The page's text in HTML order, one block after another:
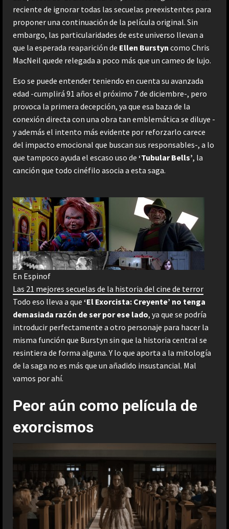
reciente de ignorar todas las secuelas preexistentes para
proponer una continuación de la película original. Sin
embargo, las particularidades de este universo llevan a
que la esperada reaparición de Ellen Burstyn como Chris
MacNeil quede relegada a poco más que un cameo de lujo.
Eso se puede entender teniendo en cuenta su avanzada
edad -cumplirá 91 años el próximo 7 de diciembre-, pero
provoca la primera decepción, ya que esa baza de la
conexión directa con una obra tan emblemática se diluye -
y además el intento más evidente por reforzarlo carece
del impacto emocional que buscan sus responsables-, a lo
que tampoco ayuda el escaso uso de ‘Tubular Bells’, la
canción que todo cinéfilo asocia a esta saga.
En Espinof
Las 21 mejores secuelas de la historia del cine de terror
Todo eso lleva a que ‘El Exorcista: Creyente’ no tenga
demasiada razón de ser por ese lado, ya que se podría
introducir perfectamente a otro personaje para hacer la
misma función que Burstyn sin que la historia central se
resintiera de forma alguna. Y lo que aporta a la mitología
de la saga no es más que un añadido insustancial. Mal
vamos por ahí.
Peor aún como película de
exorcismos